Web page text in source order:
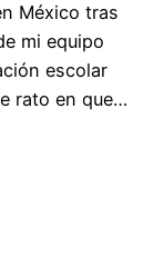
México tras
mi equipo
escolar
rato en que…